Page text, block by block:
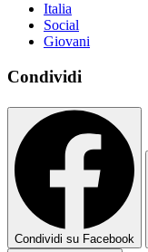
Italia
Social
Giovani
Condividi
Condividi su Facebook